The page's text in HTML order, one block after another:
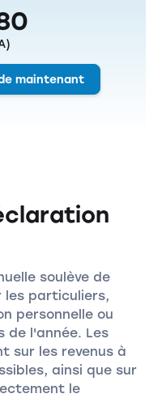
maintenant
soulève de
les particuliers,
personnelle ou
de l'année. Les
sur les revenus à
ainsi que sur
le